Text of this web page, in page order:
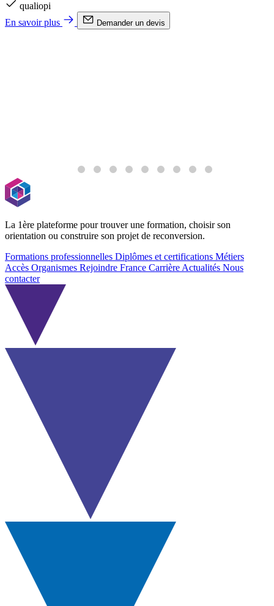
qualiopi
En savoir plus
Demander un devis
La 1ère plateforme pour trouver une formation, choisir son
orientation ou construire son projet de reconversion.
Formations professionnelles Diplômes et certifications Métiers
Accès Organismes Rejoindre France CarrièreActualités Nous
contacter